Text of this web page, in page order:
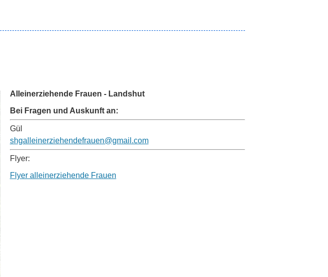
Alleinerziehende Frauen - Landshut
Bei Fragen und Auskunft an:
Gül
shgalleinerziehendefrauen@gmail.com
Flyer:
Flyer alleinerziehende Frauen